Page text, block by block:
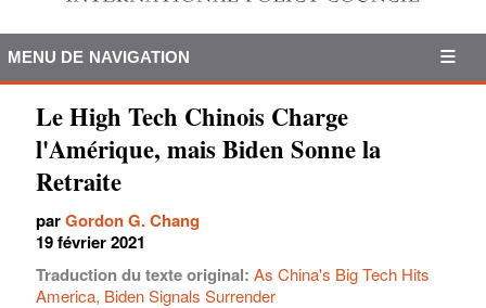
MENU DE NAVIGATION
Le High Tech Chinois Charge
l'Amérique, mais Biden Sonne la
Retraite
parGordon G. Chang
19 février 2021
Traduction du texte original: As China's Big Tech Hits
America, Biden Signals Surrender